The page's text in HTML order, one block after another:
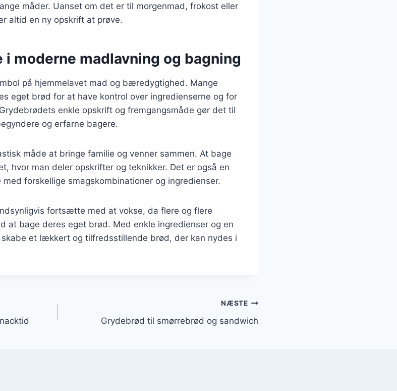
måder. Uanset om det er til morgenmad, frokost eller
altid en ny opskrift at prøve.
i moderne madlavning og bagning
på hjemmelavet mad og bæredygtighed. Mange
eget brød for at have kontrol over ingredienserne og for
enkle opskrift og fremgangsmåde gør det til
og erfarne bagere.
måde at bringe familie og venner sammen. At bage
hvor man deler opskrifter og teknikker. Det er også en
forskellige smagskombinationer og ingredienser.
fortsætte med at vokse, da flere og flere
at bage deres eget brød. Med enkle ingredienser og en
et lækkert og tilfredsstillende brød, der kan nydes i
NÆSTE
Grydebrød til smørrebrød og sandwich